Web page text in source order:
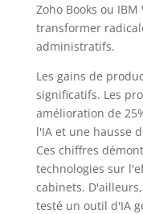
Zoho Books ou
transformer
administratifs.
Les gains de
significatifs. Les
amélioration de
l'IA et une hausse
Ces chiffres
technologies sur
cabinets.
testé un outil d'IA